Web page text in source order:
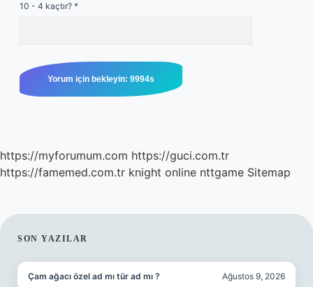
10 - 4 kaçtır? *
https://myforumum.com https://guci.com.tr
https://famemed.com.tr knight online nttgame Sitemap
SIDEBAR
SON YAZILAR
Çam ağacı özel ad mı tür ad mı ? Ağustos 9, 2026